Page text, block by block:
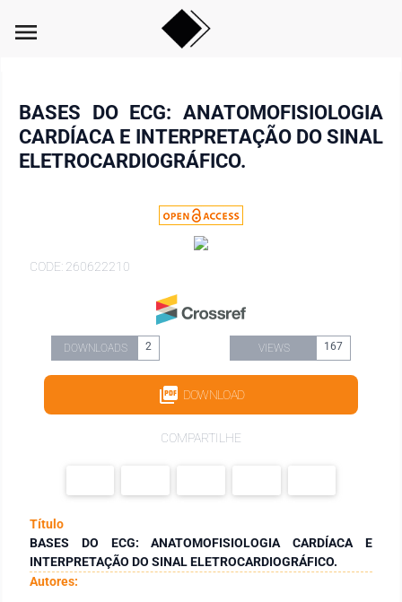
menu
BASES DO ECG: ANATOMOFISIOLOGIA
CARDÍACA E INTERPRETAÇÃO DO SINAL
ELETROCARDIOGRÁFICO.
CODE: 260622210
DOWNLOADS 2 VIEWS 167
DOWNLOAD
COMPARTILHE
Título
BASES DO ECG: ANATOMOFISIOLOGIA CARDÍACA E
INTERPRETAÇÃO DO SINAL ELETROCARDIOGRÁFICO.
Autores: